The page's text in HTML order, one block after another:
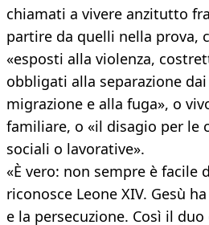
chiamati a vivere anzitutto
partire da quelli nella prova,
«esposti alla violenza,
obbligati alla separazione
migrazione e alla fuga», o
familiare, o «il disagio per le
sociali o lavorative».
«È vero: non sempre è facile
riconosce Leone XIV. Gesù
e la persecuzione. Così il